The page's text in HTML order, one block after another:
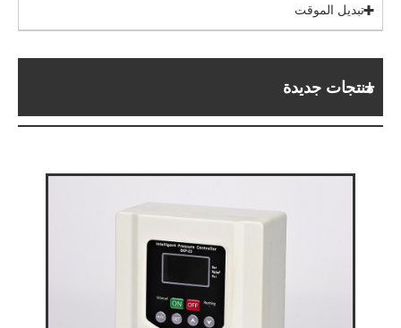
تبديل الموقت
منتجات جديدة